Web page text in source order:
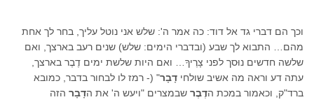
וכך הם דברי גד אל דוד: כה אמר ה': שלש אני נוטל עליך, בחר לך אחת
מהם… התבוא לך שבע (ובדברי הימים: שלש) שנים רעב בארצך, ואם
שלשה חדשים נוּסך לפני צָרֶיךָ… ואם היות שלשת ימים דֶבֶר בארצך,
עתה דע וראה מה אשיב שולחי דָבָר" (- רמז לו לבחור בדבר, כמובא
ברד"ק, וכאמור במכת הדֶבֶר שבמצרים "ויעש ה' את הדָבָר הזה